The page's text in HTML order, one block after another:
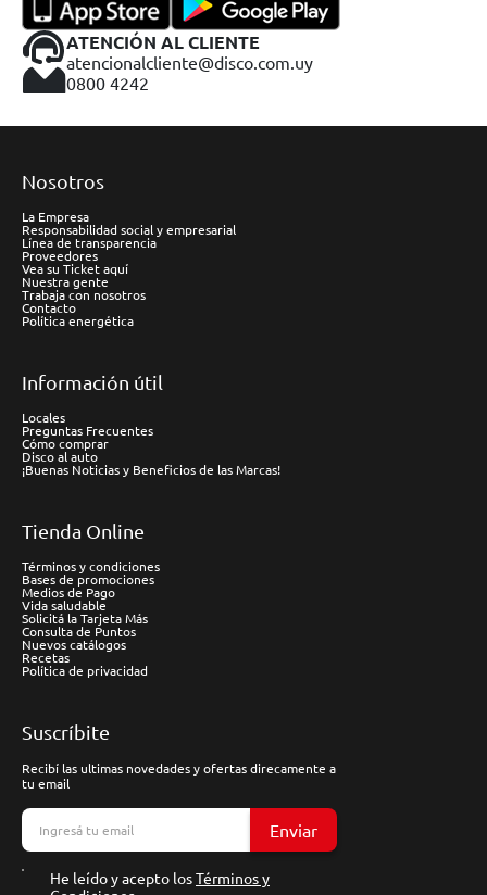
ATENCIÓN AL CLIENTE
atencionalcliente@disco.com.uy
0800 4242
Nosotros
La Empresa
Responsabilidad social y empresarial
Línea de transparencia
Proveedores
Vea su Ticket aquí
Nuestra gente
Trabaja con nosotros
Contacto
Política energética
Información útil
Locales
Preguntas Frecuentes
Cómo comprar
Disco al auto
¡Buenas Noticias y Beneficios de las Marcas!
Tienda Online
Términos y condiciones
Bases de promociones
Medios de Pago
Vida saludable
Solicitá la Tarjeta Más
Consulta de Puntos
Nuevos catálogos
Recetas
Política de privacidad
Suscríbite
Recibí las ultimas novedades y ofertas direcamente a
tu email
Enviar
He leído y acepto losTérminos y